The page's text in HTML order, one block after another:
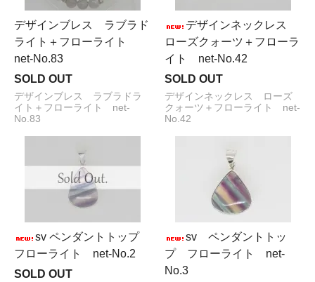
デザインブレス ラブラド
ライト＋フローライト
net-No.83
SOLD OUT
デザインブレス ラブラドラ
イト＋フローライト net-
No.83
デザインネックレス
ローズクォーツ＋フローラ
イト net-No.42
SOLD OUT
デザインネックレス ローズ
クォーツ＋フローライト net-
No.42
sv ペンダントトップ
フローライト net-No.2
SOLD OUT
sv ペンダントトッ
プ フローライト net-
No.3